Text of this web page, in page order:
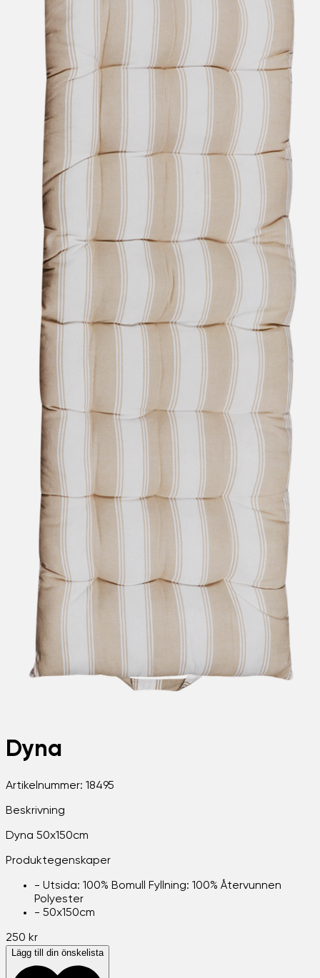
Dyna
Artikelnummer: 18495
Beskrivning
Dyna 50x150cm
Produktegenskaper
- Utsida: 100% Bomull Fyllning: 100% Återvunnen
Polyester
- 50x150cm
250 kr
Lägg till din önskelista